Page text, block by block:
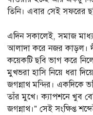
তিনি। এবার সেই সফরের
এদিন সকালেই, সমাজ
আলাদা করে নজর কাড়ল।
কয়েকটি ছবি ভাগ করে
মুখভরা হাসি নিয়ে ধরা
জগন্নাথ মন্দির। একদিকে
তাঁর মুখে। ক্যাপশনে খুব
জগন্নাথ।” সেই সংক্ষিপ্ত